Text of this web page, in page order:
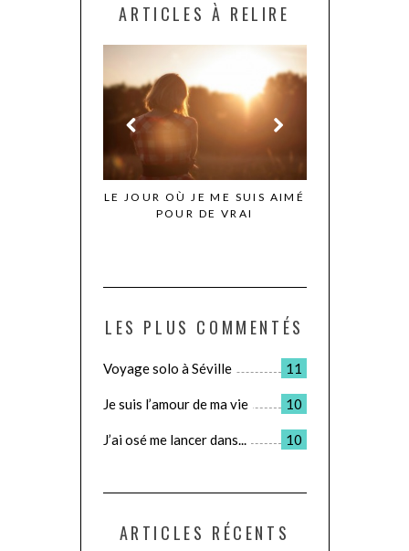
ARTICLES À RELIRE
LE JOUR OÙ JE ME SUIS AIMÉ
POUR DE VRAI
LES PLUS COMMENTÉS
11
Voyage solo à Séville
10
Je suis l’amour de ma vie
10
J’ai osé me lancer dans...
ARTICLES RÉCENTS